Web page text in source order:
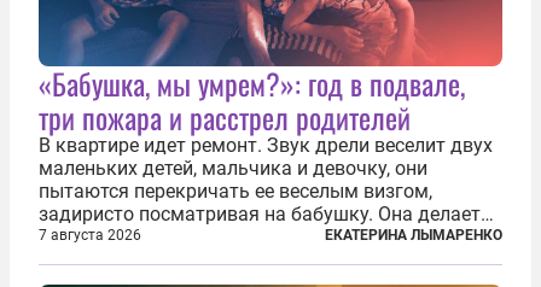
«Бабушка, мы умрем?»: год в подвале,
три пожара и расстрел родителей
В квартире идет ремонт. Звук дрели веселит двух
маленьких детей, мальчика и девочку, они
пытаются перекричать ее веселым визгом,
задиристо посматривая на бабушку. Она делает
им замечание, но внуки чувствуют, что она
сердится невсерьез. И это правда: дрель, конечно,
7 августа 2026 ЕКАТЕРИНА ЛЫМАРЕНКО